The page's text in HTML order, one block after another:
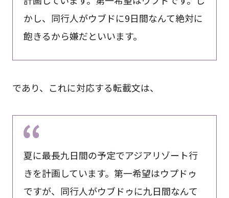
かし、同行人がウブドに9日間なんて絶対に
飽きるから嫌だといいます。
であり、これに対応する転載文は、
夏に最長九日間の予定でアジアリゾート行
きを計画しています。第一希望はウプドゥ
ですが、同行人がウブドゥに九日間なんて